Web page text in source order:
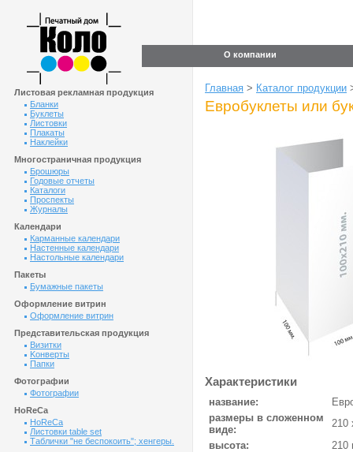
О компании
Листовая рекламная продукция
Бланки
Буклеты
Листовки
Плакаты
Наклейки
Многостраничная продукция
Брошюры
Годовые отчеты
Каталоги
Проспекты
Журналы
Календари
Карманные календари
Настенные календари
Настольные календари
Пакеты
Бумажные пакеты
Оформление витрин
Оформление витрин
Представительская продукция
Визитки
Kонверты
Папки
Фотографии
Фотографии
HoReCa
HoReCa
Листовки table set
Таблички "не беспокоить"; хенгеры.
Главная > Каталог продукции
Евробуклеты или
Характеристики
название:
размеры в сложенном
виде:
210
высота:
210